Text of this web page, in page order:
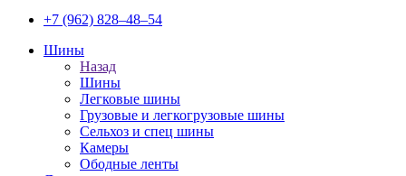
+7 (962) 828‒48‒54
Шины
Назад
Шины
Легковые шины
Грузовые и легкогрузовые шины
Сельхоз и спец шины
Камеры
Ободные ленты